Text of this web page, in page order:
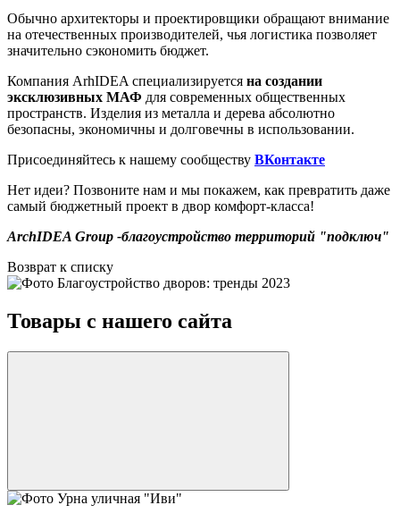
Обычно архитекторы и проектировщики обращают внимание
на отечественных производителей, чья логистика позволяет
значительно сэкономить бюджет.
Компания ArhIDEA специализируется на создании
эксклюзивных МАФ для современных общественных
пространств. Изделия из металла и дерева абсолютно
безопасны, экономичны и долговечны в использовании.
Присоединяйтесь к нашему сообществу ВКонтакте
Нет идеи? Позвоните нам и мы покажем, как превратить даже
самый бюджетный проект в двор комфорт-класса!
ArchIDEA Group -благоустройство территорий "подключ"
Возврат к списку
Товары с нашего сайта